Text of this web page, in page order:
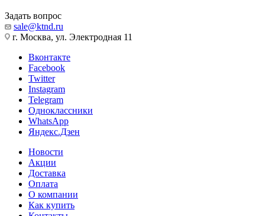
Задать вопрос
sale@ktnd.ru
г. Москва, ул. Электродная 11
Вконтакте
Facebook
Twitter
Instagram
Telegram
Одноклассники
WhatsApp
Яндекс.Дзен
Новости
Акции
Доставка
Оплата
О компании
Как купить